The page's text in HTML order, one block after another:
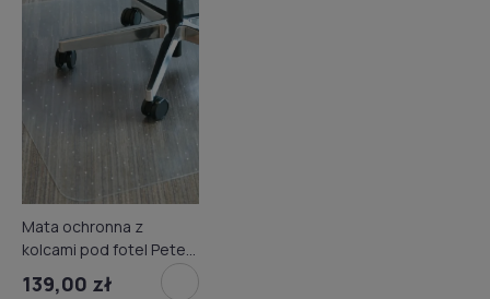
Mata ochronna z
kolcami pod fotel Petex
Plus 90x120 cm
139,00 zł